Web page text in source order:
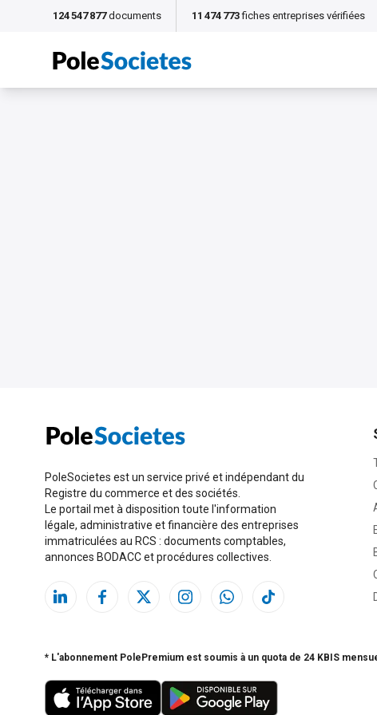
124 547 877 documents 11 474 773 fiches entreprises vérifiées
PoleSocietes est un service privé et indépendant du
Registre du commerce et des sociétés.
Le portail met à disposition toute l'information
légale, administrative et financière des entreprises
immatriculées au RCS : documents comptables,
annonces BODACC et procédures collectives.
* L'abonnement PolePremium est soumis à un quota de 24 KBIS